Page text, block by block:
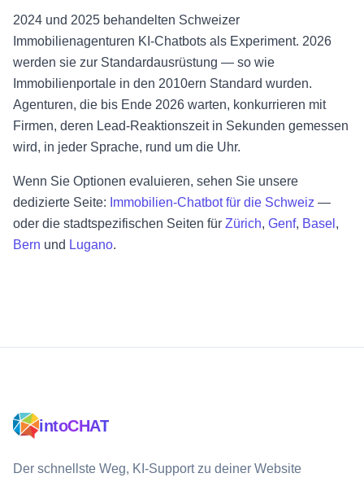
2024 und 2025 behandelten Schweizer
Immobilienagenturen KI-Chatbots als Experiment. 2026
werden sie zur Standardausrüstung — so wie
Immobilienportale in den 2010ern Standard wurden.
Agenturen, die bis Ende 2026 warten, konkurrieren mit
Firmen, deren Lead-Reaktionszeit in Sekunden gemessen
wird, in jeder Sprache, rund um die Uhr.
Wenn Sie Optionen evaluieren, sehen Sie unsere
dedizierte Seite: Immobilien-Chatbot für die Schweiz —
oder die stadtspezifischen Seiten für Zürich, Genf, Basel ,
Bern und Lugano.
intoCHAT
Der schnellste Weg, KI-Support zu deiner Website